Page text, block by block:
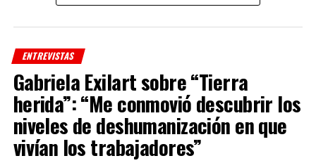
ENTREVISTAS
Gabriela Exilart sobre “Tierra
herida”: “Me conmovió descubrir los
niveles de deshumanización en que
vivían los trabajadores”